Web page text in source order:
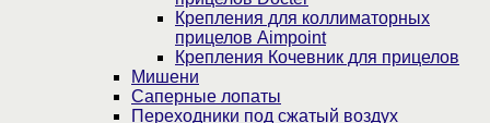
Крепления для коллиматорных
прицелов Aimpoint
Крепления Кочевник для прицелов
Мишени
Саперные лопаты
Переходники под сжатый воздух